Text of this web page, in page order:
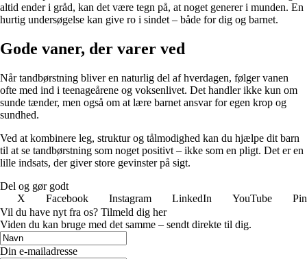
altid ender i gråd, kan det være tegn på, at noget generer i munden. En
hurtig undersøgelse kan give ro i sindet – både for dig og barnet.
Gode vaner, der varer ved
Når tandbørstning bliver en naturlig del af hverdagen, følger vanen
ofte med ind i teenageårene og voksenlivet. Det handler ikke kun om
sunde tænder, men også om at lære barnet ansvar for egen krop og
sundhed.
Ved at kombinere leg, struktur og tålmodighed kan du hjælpe dit barn
til at se tandbørstning som noget positivt – ikke som en pligt. Det er en
lille indsats, der giver store gevinster på sigt.
Del og gør godt
X
Facebook Instagram LinkedIn YouTube
Vil du have nyt fra os? Tilmeld dig her
Viden du kan bruge med det samme – sendt direkte til dig.
Din e-mailadresse